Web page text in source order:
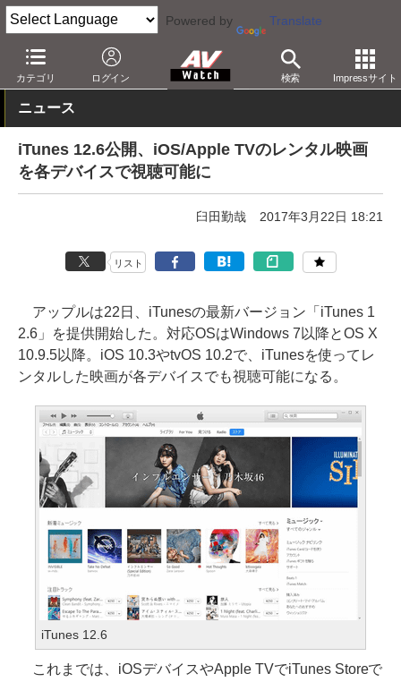
Powered by Translate
カテゴリ ログイン 検索 Impressサイト
AV Watch 製品 アプリ/ソフトウェア
ニュース
iTunes 12.6公開、iOS/Apple TVのレンタル映画
を各デバイスで視聴可能に
臼田勤哉 2017年3月22日 18:21
リスト
アップルは22日、iTunesの最新バージョン「iTunes 1
2.6」を提供開始した。対応OSはWindows 7以降とOS X
10.9.5以降。iOS 10.3やtvOS 10.2で、iTunesを使ってレ
ンタルした映画が各デバイスでも視聴可能になる。
iTunes 12.6
これまでは、iOSデバイスやApple TVでiTunes Storeで